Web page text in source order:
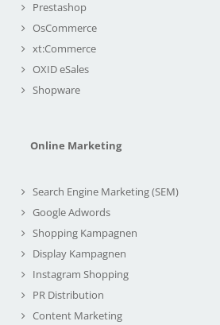
Prestashop
OsCommerce
xt:Commerce
OXID eSales
Shopware
Online Marketing
Search Engine Marketing (SEM)
Google Adwords
Shopping Kampagnen
Display Kampagnen
Instagram Shopping
PR Distribution
Content Marketing